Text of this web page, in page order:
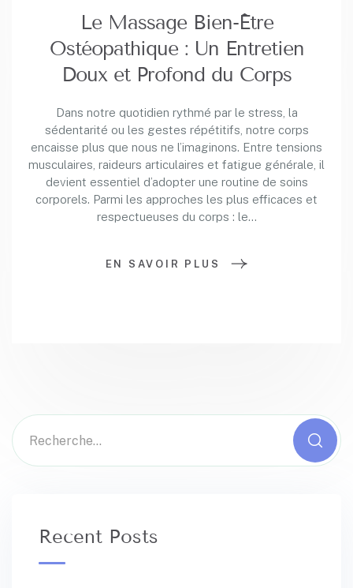
Le Massage Bien-Être
Ostéopathique : Un Entretien
Doux et Profond du Corps
Dans notre quotidien rythmé par le stress, la
sédentarité ou les gestes répétitifs, notre corps
encaisse plus que nous ne l’imaginons. Entre tensions
musculaires, raideurs articulaires et fatigue générale, il
devient essentiel d’adopter une routine de soins
corporels. Parmi les approches les plus efficaces et
respectueuses du corps : le…
EN SAVOIR PLUS
Recent Posts